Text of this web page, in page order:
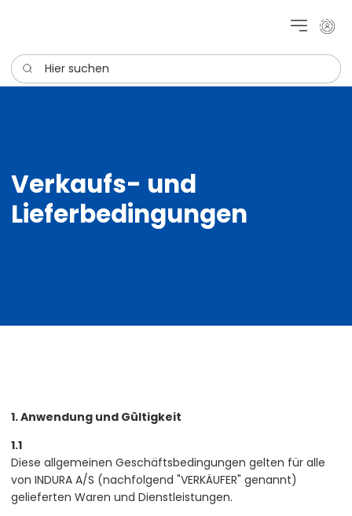
Mein
Hier suchen
Verkaufs- und
Lieferbedingungen
1. Anwendung und Gültigkeit
1.1
Diese allgemeinen Geschäftsbedingungen gelten für alle
von INDURA A/S (nachfolgend "VERKÄUFER" genannt)
gelieferten Waren und Dienstleistungen.